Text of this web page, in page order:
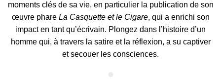
moments clés de sa vie, en particulier la publication de son
œuvre phare La Casquette et le Cigare, qui a enrichi son
impact en tant qu’écrivain. Plongez dans l’histoire d’un
homme qui, à travers la satire et la réflexion, a su captiver
et secouer les consciences.